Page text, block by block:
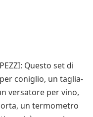
PEZZI: Questo set di
coniglio, un taglia-
versatore per vino,
un termometro